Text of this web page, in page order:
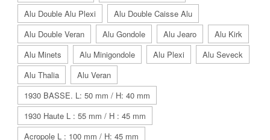
Alu Double Alu Plexi
Alu Double Caisse Alu
Alu Double Veran
Alu Gondole Alu Jearo
Alu Kirk
Alu Minets
Alu Minigondole Alu Plexi
Alu Seveck
Alu Thalia
Alu Veran
1930 BASSE. L: 50 mm / H: 40 mm
1930 Haute L : 55 mm / H : 45 mm
Acropole L : 100 mm / H: 45 mm